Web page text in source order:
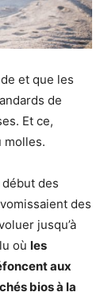
et que les
de
Et ce,
molles.
début des
des
jusqu’à
où les
aux
bios à la